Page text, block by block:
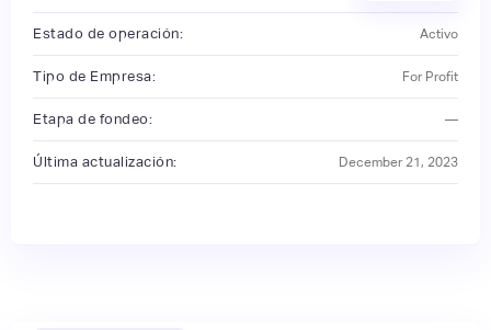
Estado de operación: Activo
Tipo de Empresa: For Profit
Etapa de fondeo: —
Última actualización: December 21, 2023